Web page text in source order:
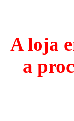
A loja
a